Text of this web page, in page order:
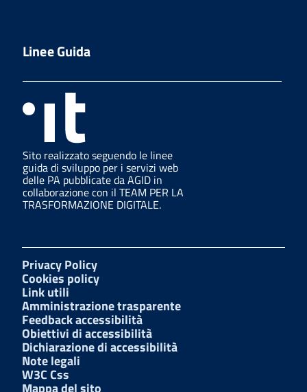
Linee Guida
Sito realizzato seguendo le linee
guida di sviluppo per i servizi web
delle PA pubblicate da AGID in
collaborazione con il TEAM PER LA
TRASFORMAZIONE DIGITALE.
Privacy Policy
Cookies policy
Link utili
Amministrazione trasparente
Feedback accessibilità
Obiettivi di accessibilità
Dichiarazione di accessibilità
Note legali
W3C Css
Mappa del sito